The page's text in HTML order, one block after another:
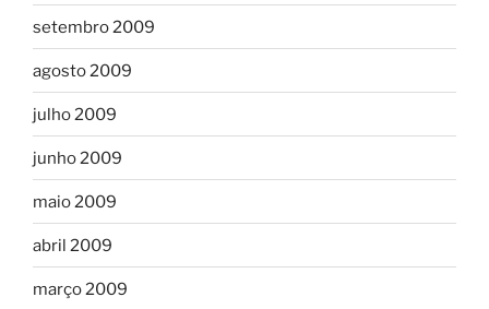
setembro 2009
agosto 2009
julho 2009
junho 2009
maio 2009
abril 2009
março 2009